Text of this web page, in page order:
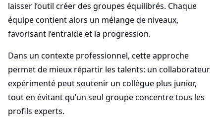
laisser l’outil créer des groupes équilibrés. Chaque
équipe contient alors un mélange de niveaux,
favorisant l’entraide et la progression.
Dans un contexte professionnel, cette approche
permet de mieux répartir les talents: un collaborateur
expérimenté peut soutenir un collègue plus junior,
tout en évitant qu’un seul groupe concentre tous les
profils experts.